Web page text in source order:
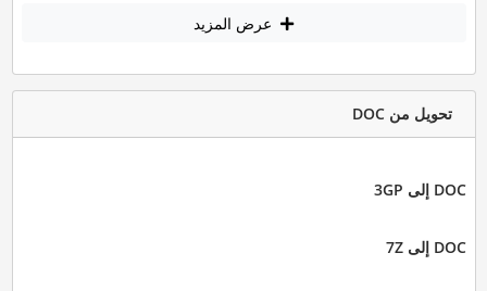
عرض المزيد
تحويل من DOC
DOC إلى 3GP
DOC إلى 7Z